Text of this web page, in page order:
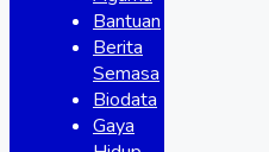
Bantuan
Berita
Semasa
Biodata
Gaya